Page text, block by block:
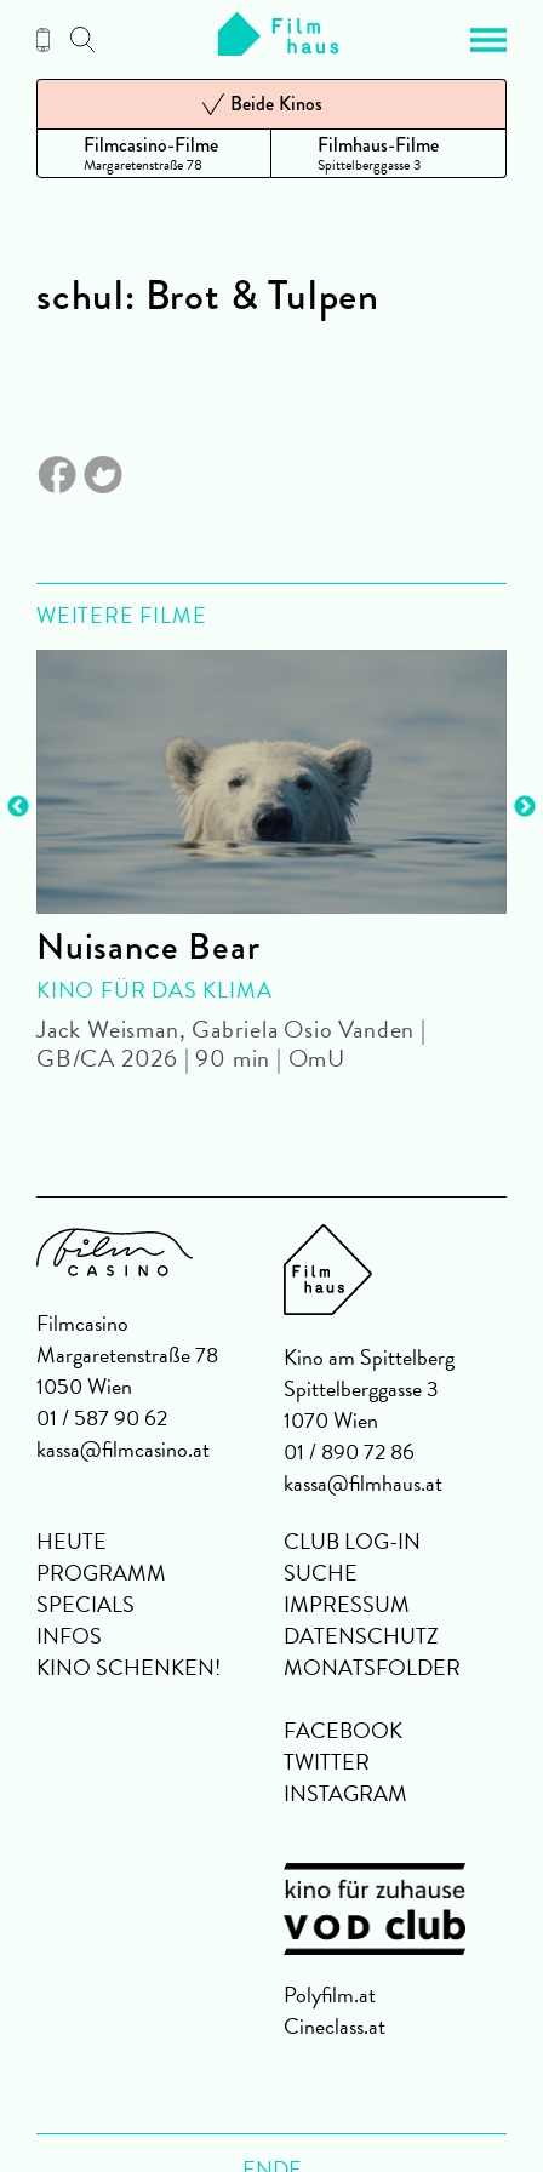
Inhalt
Filmcasino-Filme
Margaretenstraße 78
Beide Kinos
Filmhaus-Filme
Spittelberggasse 3
schul: Brot & Tulpen
WEITERE FILME
Nuisance Bear
KINO FÜR DAS KLIMA
Jack Weisman, Gabriela Osio Vanden |
GB/CA 2026 | 90 min | OmU
Filmcasino
Margaretenstraße 78
1050 Wien
01 / 587 90 62
kassa@filmcasino.at
Kino am Spittelberg
Spittelberggasse 3
1070 Wien
01 / 890 72 86
kassa@filmhaus.at
HEUTE
PROGRAMM
SPECIALS
INFOS
KINO SCHENKEN!
CLUB LOG-IN
SUCHE
IMPRESSUM
DATENSCHUTZ
MONATSFOLDER
FACEBOOK
TWITTER
INSTAGRAM
Polyfilm.at
Cineclass.at